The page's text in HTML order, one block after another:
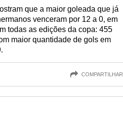
que a maior goleada que já
venceram por 12 a 0, em
todas as edições da copa: 455
maior quantidade de gols em
COMPARTILHAR